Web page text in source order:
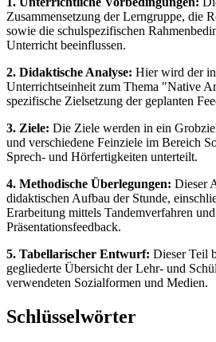
Zusammensetzung der Lerngruppe, die
sowie die schulspezifischen
Unterricht beeinflussen.
2. Didaktische Analyse: Hier wird der
Unterrichtseinheit zum Thema "Native
spezifische Zielsetzung der geplanten
3. Ziele: Die Ziele werden in ein
und verschiedene Feinziele im Bereich
Sprech- und Hörfertigkeiten unterteilt.
4. Methodische Überlegungen: Dieser
didaktischen Aufbau der Stunde,
Erarbeitung mittels Tandemverfahren
Präsentationsfeedback.
5. Tabellarischer Entwurf: Dieser Teil
gegliederte Übersicht der Lehr- und
verwendeten Sozialformen und Medien.
Schlüsselwörter